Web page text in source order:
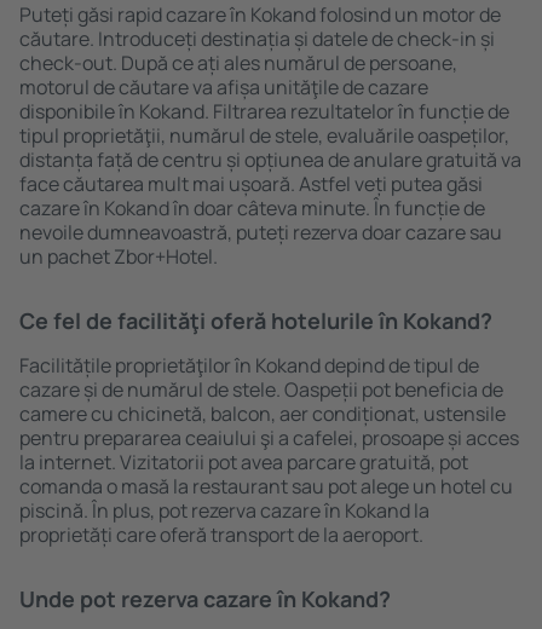
Puteți găsi rapid cazare în Kokand folosind un motor de
căutare. Introduceți destinația și datele de check-in și
check-out. După ce ați ales numărul de persoane,
motorul de căutare va afișa unităţile de cazare
disponibile în Kokand. Filtrarea rezultatelor în funcție de
tipul proprietăţii, numărul de stele, evaluările oaspeților,
distanța față de centru și opțiunea de anulare gratuită va
face căutarea mult mai ușoară. Astfel veți putea găsi
cazare în Kokand în doar câteva minute. În funcție de
nevoile dumneavoastră, puteți rezerva doar cazare sau
un pachet Zbor+Hotel.
Ce fel de facilităţi oferă hotelurile în Kokand?
Facilitățile proprietăţilor în Kokand depind de tipul de
cazare și de numărul de stele. Oaspeții pot beneficia de
camere cu chicinetă, balcon, aer condiționat, ustensile
pentru prepararea ceaiului şi a cafelei, prosoape și acces
la internet. Vizitatorii pot avea parcare gratuită, pot
comanda o masă la restaurant sau pot alege un hotel cu
piscină. În plus, pot rezerva cazare în Kokand la
proprietăți care oferă transport de la aeroport.
Unde pot rezerva cazare în Kokand?